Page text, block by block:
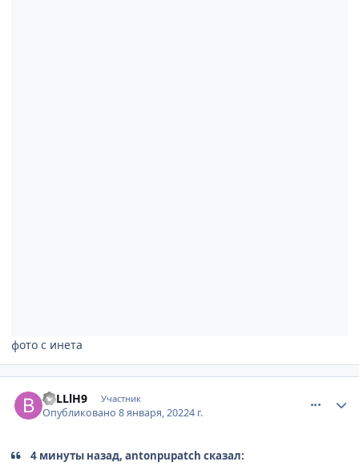
фото с инета
BaLLlH9 Участник
Опубликовано8 января, 20224 г.
4 минуты назад, antonpupatch сказал: